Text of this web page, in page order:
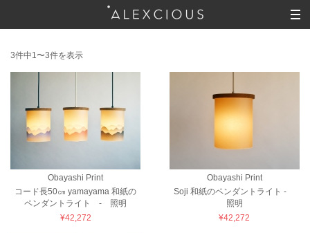
3件中1〜3件を表示
Obayashi Print
コード長50㎝ yamayama 和紙の
ペンダントライト - 照明
¥42,272
Obayashi Print
Soji 和紙のペンダントライト -
照明
¥42,272